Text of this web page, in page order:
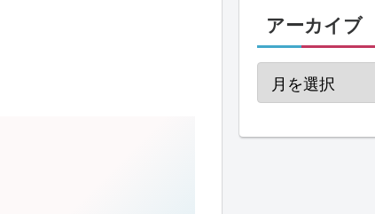
アーカイブ